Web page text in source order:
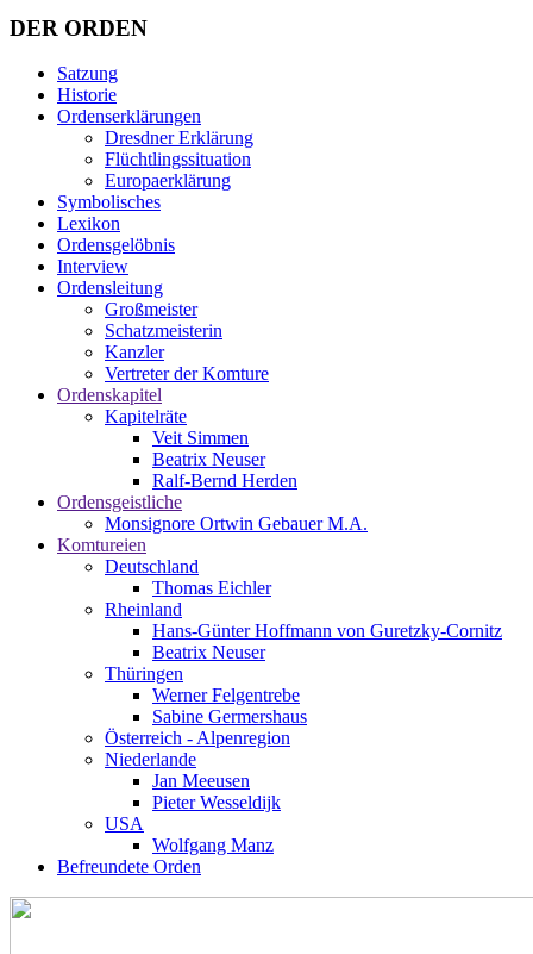
DER ORDEN
Satzung
Historie
Ordenserklärungen
Dresdner Erklärung
Flüchtlingssituation
Europaerklärung
Symbolisches
Lexikon
Ordensgelöbnis
Interview
Ordensleitung
Großmeister
Schatzmeisterin
Kanzler
Vertreter der Komture
Ordenskapitel
Kapitelräte
Veit Simmen
Beatrix Neuser
Ralf-Bernd Herden
Ordensgeistliche
Monsignore Ortwin Gebauer M.A.
Komtureien
Deutschland
Thomas Eichler
Rheinland
Hans-Günter Hoffmann von Guretzky-Cornitz
Beatrix Neuser
Thüringen
Werner Felgentrebe
Sabine Germershaus
Österreich - Alpenregion
Niederlande
Jan Meeusen
Pieter Wesseldijk
USA
Wolfgang Manz
Befreundete Orden